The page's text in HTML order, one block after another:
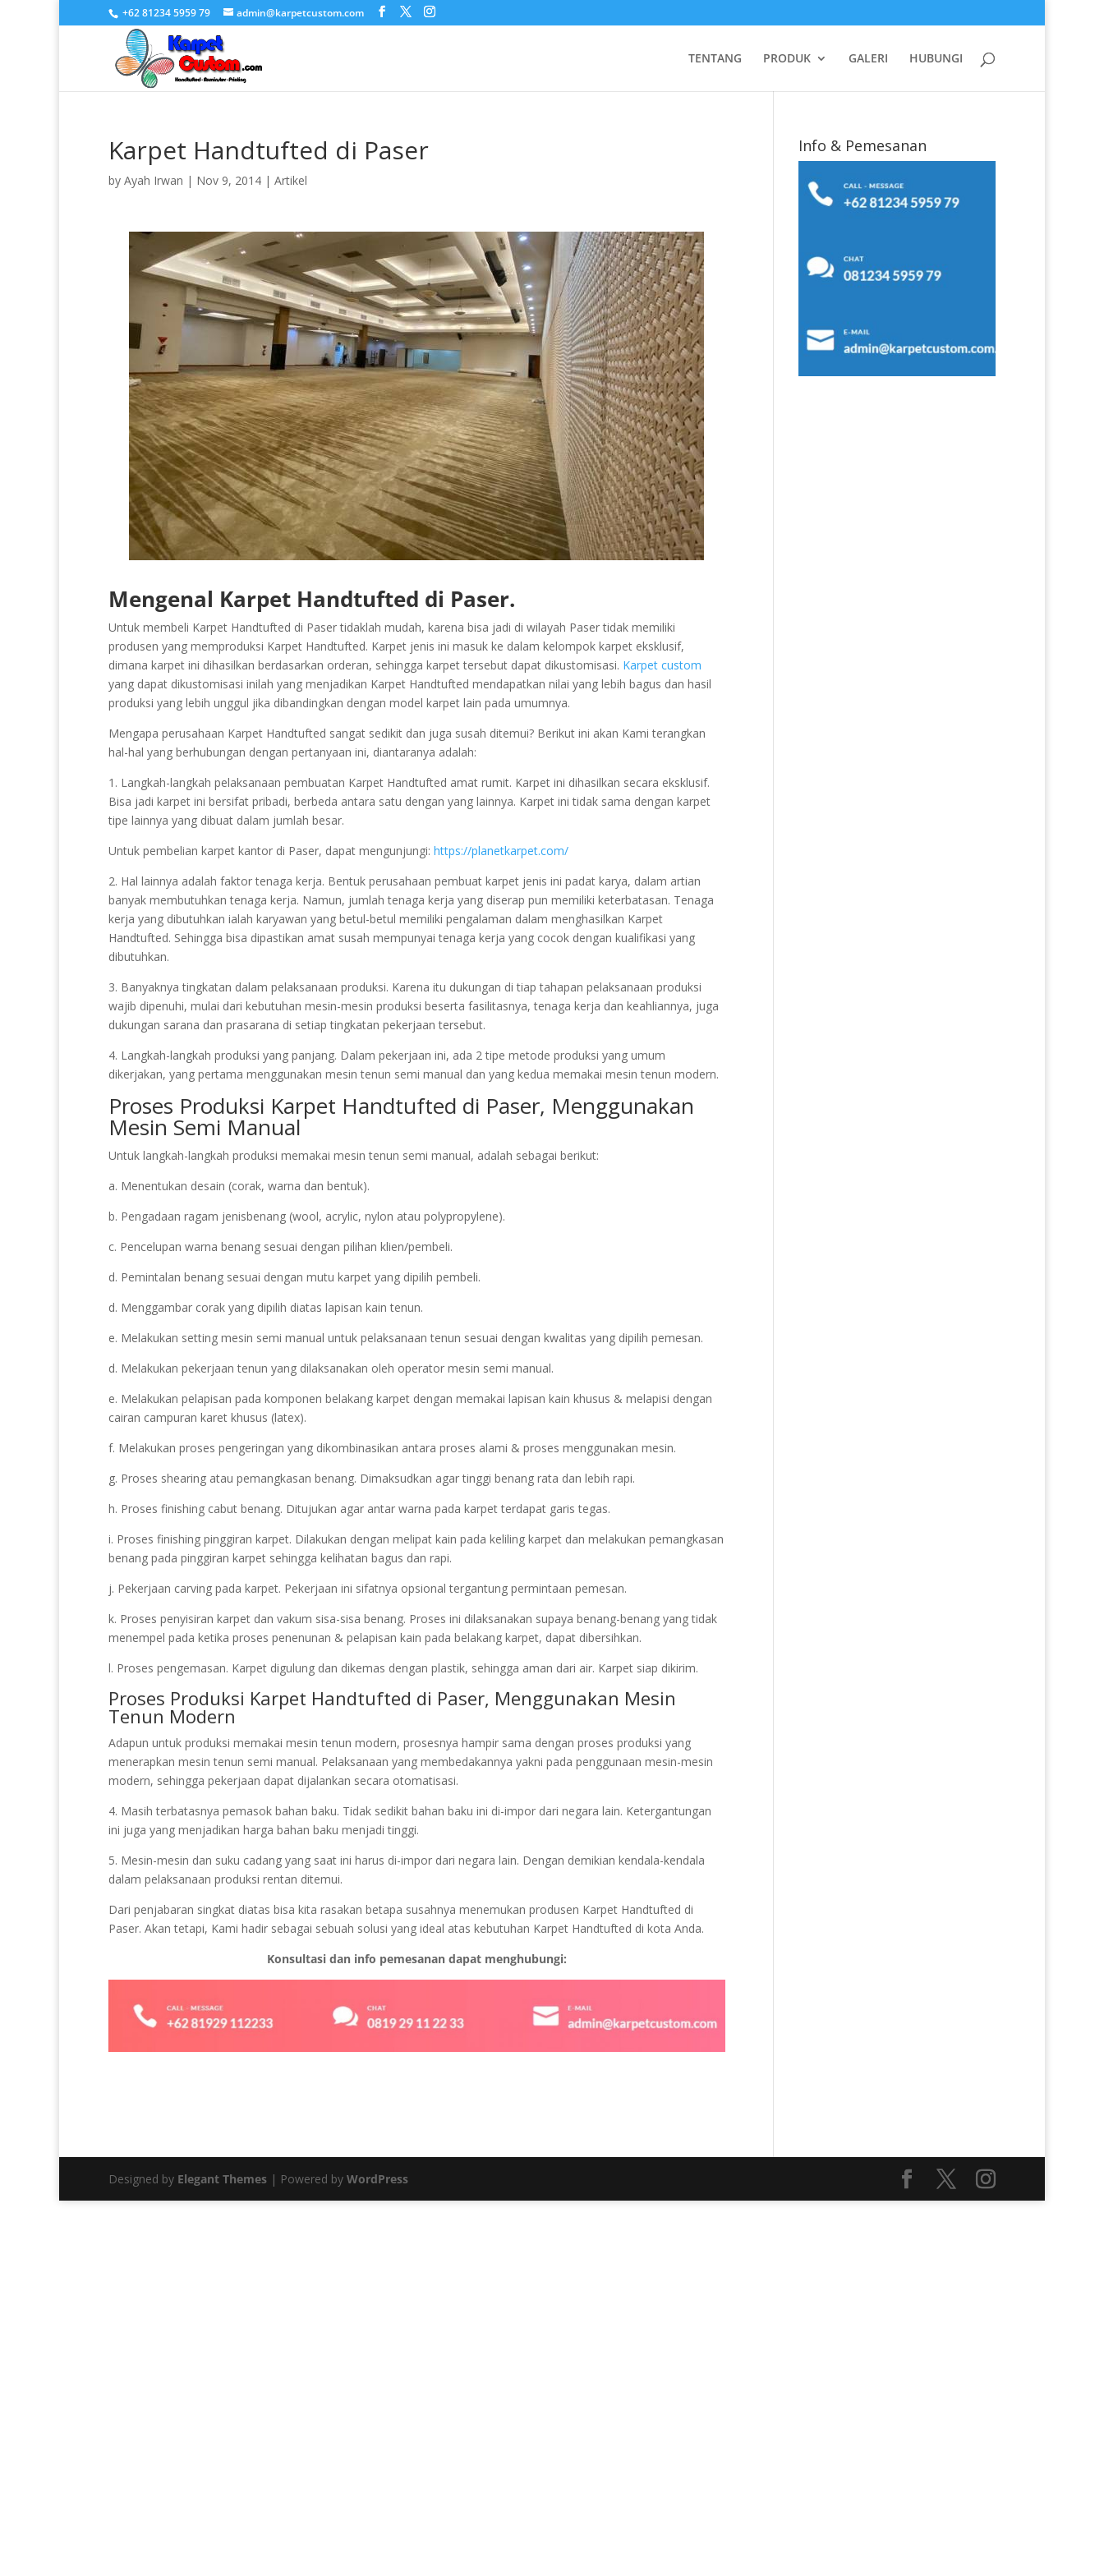
+62 81234 5959 79 admin@karpetcustom.com
TENTANG PRODUK GALERI HUBUNGI
Karpet Handtufted di Paser
by Ayah Irwan | Nov 9, 2014 | Artikel
Mengenal Karpet Handtufted di Paser.
Untuk membeli Karpet Handtufted di Paser tidaklah mudah, karena bisa jadi di wilayah Paser tidak memiliki
produsen yang memproduksi Karpet Handtufted. Karpet jenis ini masuk ke dalam kelompok karpet eksklusif,
dimana karpet ini dihasilkan berdasarkan orderan, sehingga karpet tersebut dapat dikustomisasi. Karpet custom
yang dapat dikustomisasi inilah yang menjadikan Karpet Handtufted mendapatkan nilai yang lebih bagus dan hasil
produksi yang lebih unggul jika dibandingkan dengan model karpet lain pada umumnya.
Mengapa perusahaan Karpet Handtufted sangat sedikit dan juga susah ditemui? Berikut ini akan Kami terangkan
hal-hal yang berhubungan dengan pertanyaan ini, diantaranya adalah:
1. Langkah-langkah pelaksanaan pembuatan Karpet Handtufted amat rumit. Karpet ini dihasilkan secara eksklusif.
Bisa jadi karpet ini bersifat pribadi, berbeda antara satu dengan yang lainnya. Karpet ini tidak sama dengan karpet
tipe lainnya yang dibuat dalam jumlah besar.
Untuk pembelian karpet kantor di Paser, dapat mengunjungi: https://planetkarpet.com/
2. Hal lainnya adalah faktor tenaga kerja. Bentuk perusahaan pembuat karpet jenis ini padat karya, dalam artian
banyak membutuhkan tenaga kerja. Namun, jumlah tenaga kerja yang diserap pun memiliki keterbatasan. Tenaga
kerja yang dibutuhkan ialah karyawan yang betul-betul memiliki pengalaman dalam menghasilkan Karpet
Handtufted. Sehingga bisa dipastikan amat susah mempunyai tenaga kerja yang cocok dengan kualifikasi yang
dibutuhkan.
3. Banyaknya tingkatan dalam pelaksanaan produksi. Karena itu dukungan di tiap tahapan pelaksanaan produksi
wajib dipenuhi, mulai dari kebutuhan mesin-mesin produksi beserta fasilitasnya, tenaga kerja dan keahliannya, juga
dukungan sarana dan prasarana di setiap tingkatan pekerjaan tersebut.
4. Langkah-langkah produksi yang panjang. Dalam pekerjaan ini, ada 2 tipe metode produksi yang umum
dikerjakan, yang pertama menggunakan mesin tenun semi manual dan yang kedua memakai mesin tenun modern.
Proses Produksi Karpet Handtufted di Paser, Menggunakan
Mesin Semi Manual
Untuk langkah-langkah produksi memakai mesin tenun semi manual, adalah sebagai berikut:
a. Menentukan desain (corak, warna dan bentuk).
b. Pengadaan ragam jenisbenang (wool, acrylic, nylon atau polypropylene).
c. Pencelupan warna benang sesuai dengan pilihan klien/pembeli.
d. Pemintalan benang sesuai dengan mutu karpet yang dipilih pembeli.
d. Menggambar corak yang dipilih diatas lapisan kain tenun.
e. Melakukan setting mesin semi manual untuk pelaksanaan tenun sesuai dengan kwalitas yang dipilih pemesan.
d. Melakukan pekerjaan tenun yang dilaksanakan oleh operator mesin semi manual.
e. Melakukan pelapisan pada komponen belakang karpet dengan memakai lapisan kain khusus & melapisi dengan
cairan campuran karet khusus (latex).
f. Melakukan proses pengeringan yang dikombinasikan antara proses alami & proses menggunakan mesin.
g. Proses shearing atau pemangkasan benang. Dimaksudkan agar tinggi benang rata dan lebih rapi.
h. Proses finishing cabut benang. Ditujukan agar antar warna pada karpet terdapat garis tegas.
i. Proses finishing pinggiran karpet. Dilakukan dengan melipat kain pada keliling karpet dan melakukan pemangkasan
benang pada pinggiran karpet sehingga kelihatan bagus dan rapi.
j. Pekerjaan carving pada karpet. Pekerjaan ini sifatnya opsional tergantung permintaan pemesan.
k. Proses penyisiran karpet dan vakum sisa-sisa benang. Proses ini dilaksanakan supaya benang-benang yang tidak
menempel pada ketika proses penenunan & pelapisan kain pada belakang karpet, dapat dibersihkan.
l. Proses pengemasan. Karpet digulung dan dikemas dengan plastik, sehingga aman dari air. Karpet siap dikirim.
Proses Produksi Karpet Handtufted di Paser, Menggunakan Mesin
Tenun Modern
Adapun untuk produksi memakai mesin tenun modern, prosesnya hampir sama dengan proses produksi yang
menerapkan mesin tenun semi manual. Pelaksanaan yang membedakannya yakni pada penggunaan mesin-mesin
modern, sehingga pekerjaan dapat dijalankan secara otomatisasi.
4. Masih terbatasnya pemasok bahan baku. Tidak sedikit bahan baku ini di-impor dari negara lain. Ketergantungan
ini juga yang menjadikan harga bahan baku menjadi tinggi.
5. Mesin-mesin dan suku cadang yang saat ini harus di-impor dari negara lain. Dengan demikian kendala-kendala
dalam pelaksanaan produksi rentan ditemui.
Dari penjabaran singkat diatas bisa kita rasakan betapa susahnya menemukan produsen Karpet Handtufted di
Paser. Akan tetapi, Kami hadir sebagai sebuah solusi yang ideal atas kebutuhan Karpet Handtufted di kota Anda.
Konsultasi dan info pemesanan dapat menghubungi:
Info & Pemesanan
Designed by Elegant Themes | Powered by WordPress